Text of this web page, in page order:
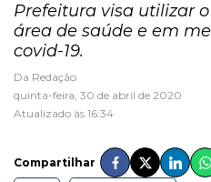
Prefeitura visa utilizar
área de saúde e em
covid-19.
Da Redação
quinta-feira, 30 de abril de 2020
Atualizado às 16:34
Compartilhar